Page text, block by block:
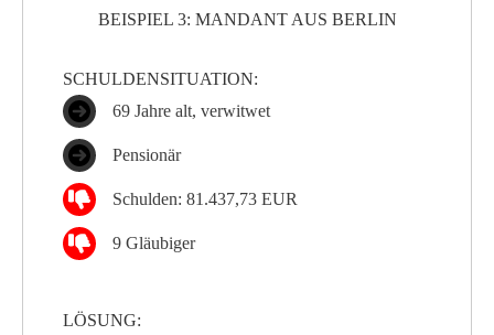
BEISPIEL 3: MANDANT AUS BERLIN
SCHULDENSITUATION:
69 Jahre alt, verwitwet
Pensionär
Schulden: 81.437,73 EUR
9 Gläubiger
LÖSUNG: